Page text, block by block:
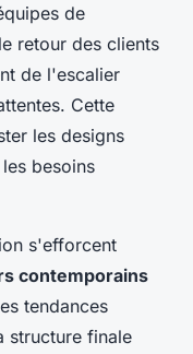
de
retour des clients
de l'escalier
Cette
les designs
besoins
s'efforcent
contemporains
tendances
structure finale